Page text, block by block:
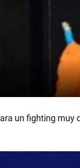
un fighting muy